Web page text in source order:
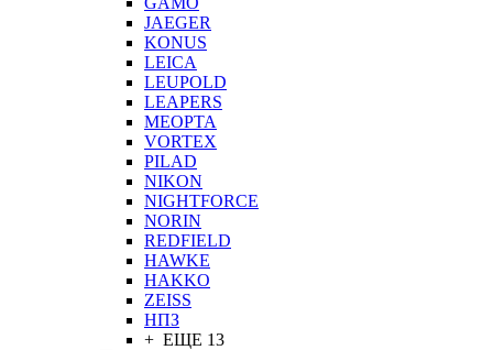
JAEGER
KONUS
LEICA
LEUPOLD
LEAPERS
MEOPTA
VORTEX
PILAD
NIKON
NIGHTFORCE
NORIN
REDFIELD
HAWKE
HAKKO
ZEISS
НПЗ
+ ЕЩЕ 13